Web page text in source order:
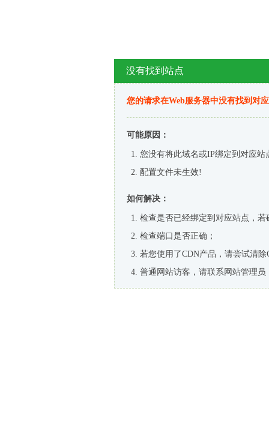
没有找到站点
您的请求在Web服务器中没有找到对
可能原因：
您没有将此域名或IP绑定到对应站
配置文件未生效!
如何解决：
检查是否已经绑定到对应站点，
检查端口是否正确；
若您使用了CDN产品，请尝试清除
普通网站访客，请联系网站管理员